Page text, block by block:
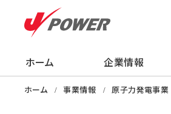
ホーム 企業情報
ホーム 事業情報 原子力発電事業